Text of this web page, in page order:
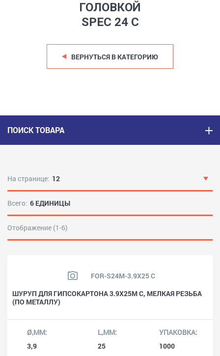
ГОЛОВКОЙ
SPEC 24 C
ВЕРНУТЬСЯ В КАТЕГОРИЮ
ПОИСК ТОВАРА
На странице: 12
Всего: 6 ЕДИНИЦЫ
Отображение (1-6)
FOR-S24M-3.9X25 C
ШУРУП ДЛЯ ГИПСОКАРТОНА 3.9X25M C, МЕЛКАЯ РЕЗЬБА
(ПО МЕТАЛЛУ)
3,9 25 1000